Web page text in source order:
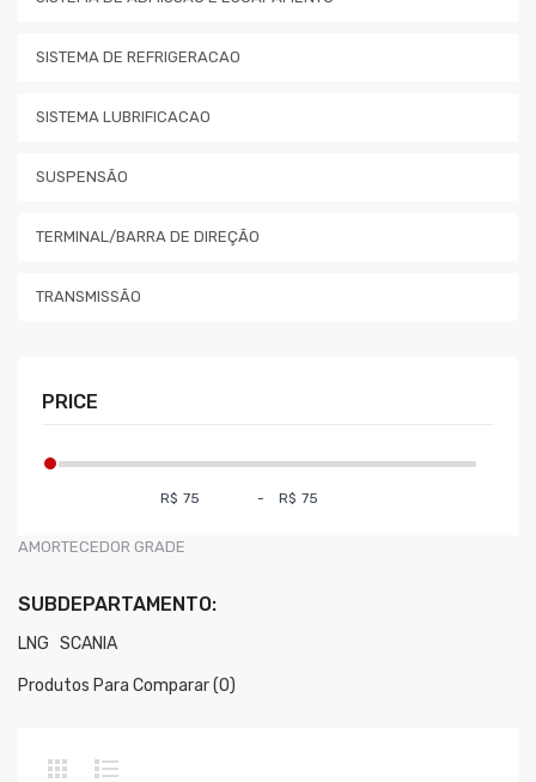
PRICE
R$ - R$
SISTEMA DE REFRIGERACAO
SISTEMA LUBRIFICACAO
SUSPENSÃO
TERMINAL/BARRA DE DIREÇÃO
TRANSMISSÃO
AMORTECEDOR GRADE
SUBDEPARTAMENTO:
LNG SCANIA
Produtos Para Comparar (0)